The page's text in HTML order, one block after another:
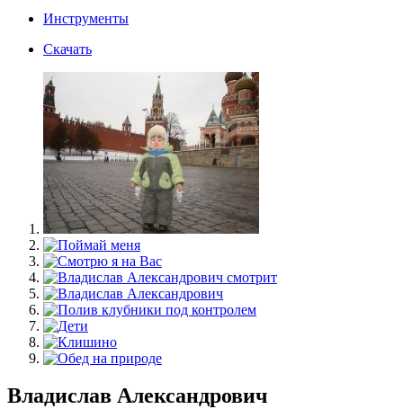
Инструменты
Скачать
Владислав Александрович